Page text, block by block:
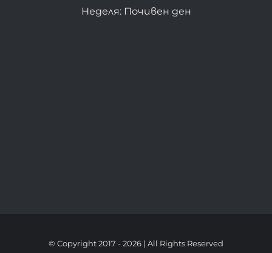
Неделя: Почивен ден
© Copyright 2017 -2026 | All Rights Reserved